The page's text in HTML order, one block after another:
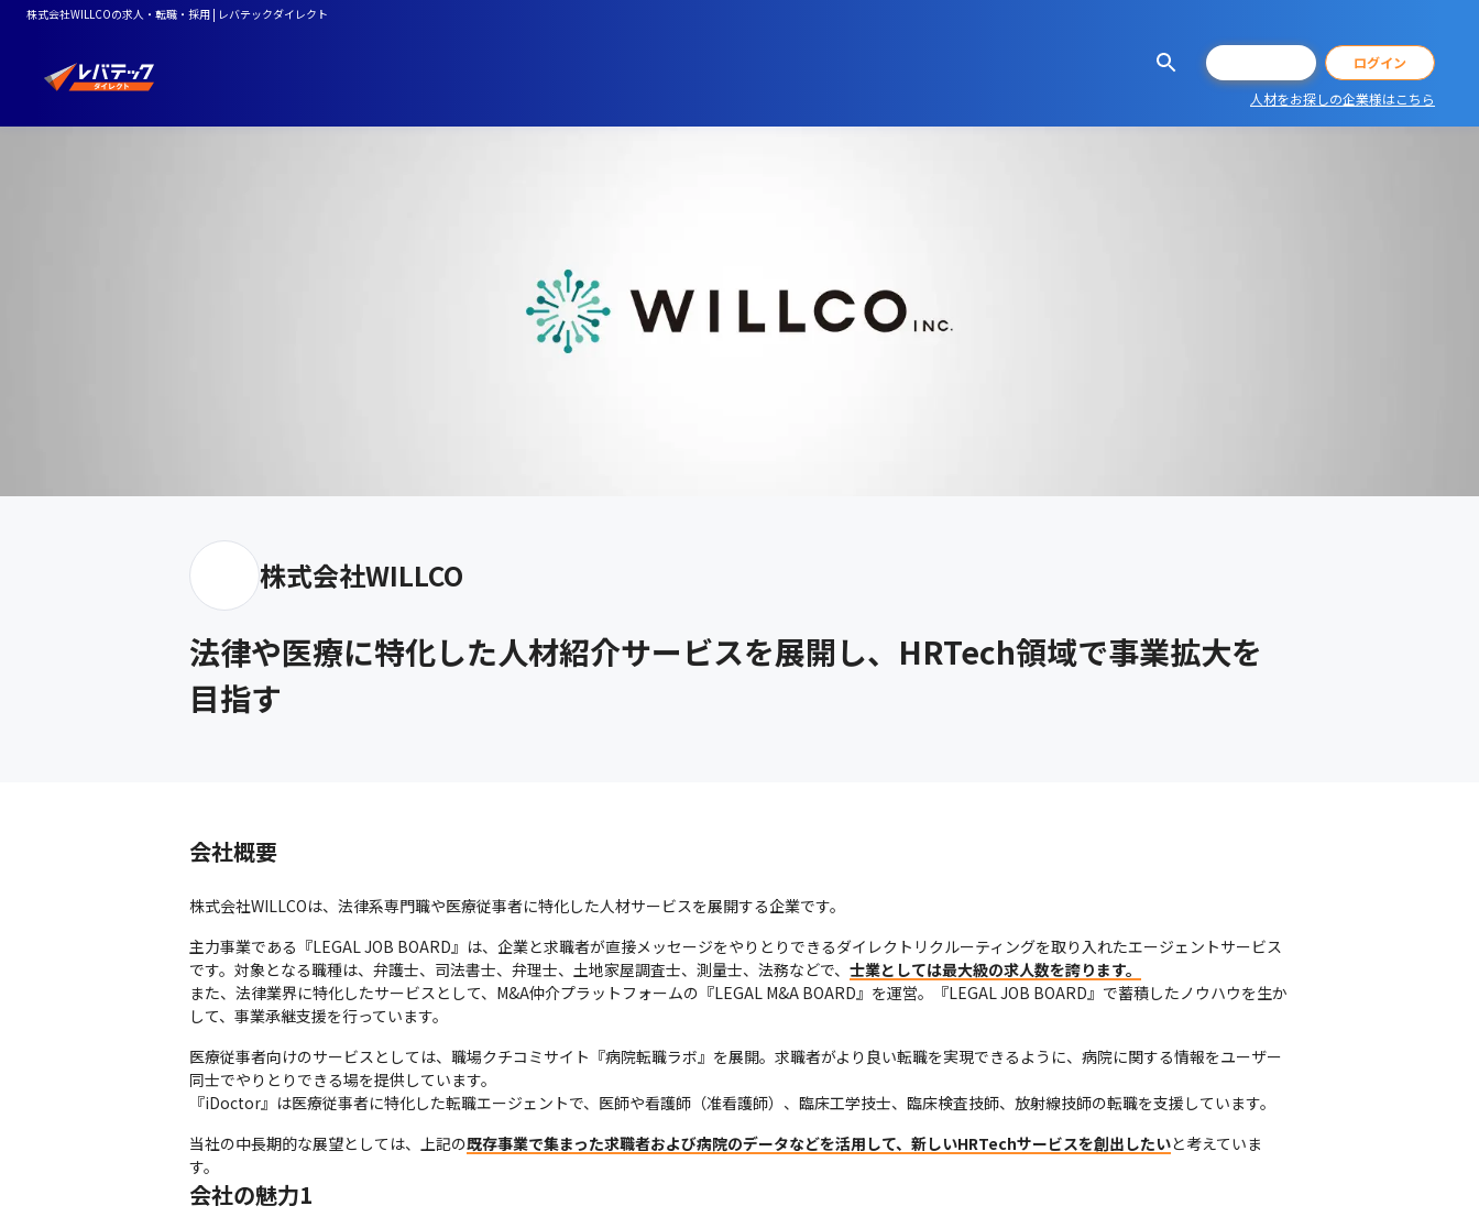
株式会社WILLCOの求人・転職・採用 | レバテックダイレクト
ログイン
人材をお探しの企業様はこちら
株式会社WILLCO
法律や医療に特化した人材紹介サービスを展開し、HRTech領域で事業拡大を
目指す
会社概要
株式会社WILLCOは、法律系専門職や医療従事者に特化した人材サービスを展開する企業です。
主力事業である『LEGAL JOB BOARD』は、企業と求職者が直接メッセージをやりとりできるダイレクトリクルーティングを取り入れたエージェントサービス
です。対象となる職種は、弁護士、司法書士、弁理士、土地家屋調査士、測量士、法務などで、 士業としては最大級の求人数を誇ります。
また、法律業界に特化したサービスとして、M&A仲介プラットフォームの『LEGAL M&A BOARD』を運営。『LEGAL JOB BOARD』で蓄積したノウハウを生か
して、事業承継支援を行っています。
医療従事者向けのサービスとしては、職場クチコミサイト『病院転職ラボ』を展開。求職者がより良い転職を実現できるように、病院に関する情報をユーザー
同士でやりとりできる場を提供しています。
『iDoctor』は医療従事者に特化した転職エージェントで、医師や看護師（准看護師）、臨床工学技士、臨床検査技師、放射線技師の転職を支援しています。
当社の中長期的な展望としては、上記の既存事業で集まった求職者および病院のデータなどを活用して、新しいHRTechサービスを創出したいと考えていま
す。
会社の魅力1